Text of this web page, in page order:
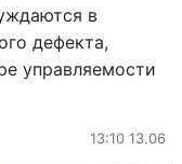
в
дефекта,
управляемости
13:10 13.06